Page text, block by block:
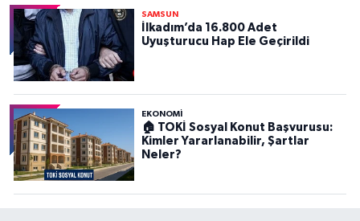
SAMSUN
İlkadım’da 16.800 Adet
Uyuşturucu Hap Ele Geçirildi
EKONOMİ
🏠 TOKİ Sosyal Konut Başvurusu:
Kimler Yararlanabilir, Şartlar
Neler?